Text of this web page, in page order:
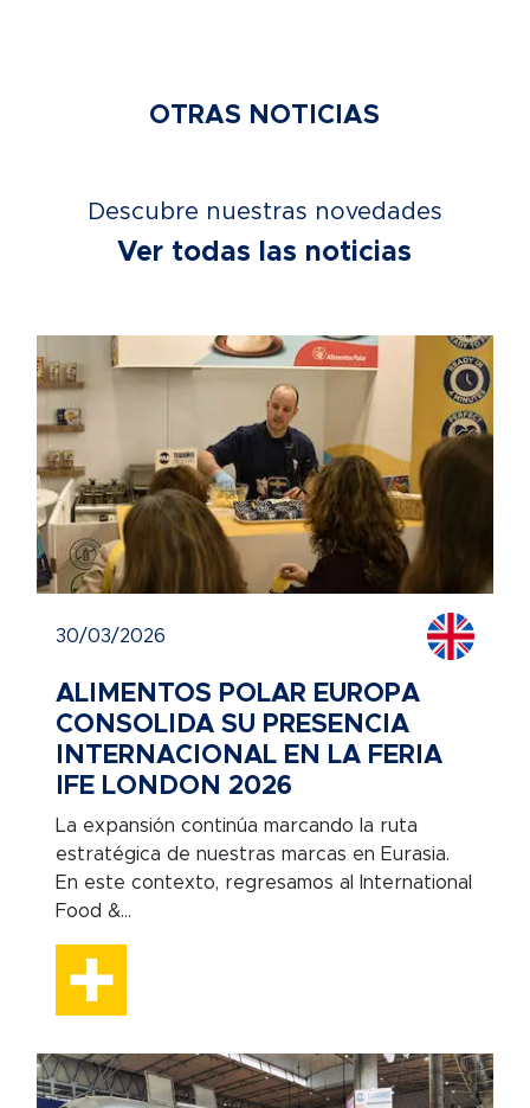
OTRAS NOTICIAS
Descubre nuestras novedades
Ver todas las noticias
30/03/2026
ALIMENTOS POLAR EUROPA
CONSOLIDA SU PRESENCIA
INTERNACIONAL EN LA FERIA
IFE LONDON 2026
La expansión continúa marcando la ruta
estratégica de nuestras marcas en Eurasia.
En este contexto, regresamos al International
Food &...